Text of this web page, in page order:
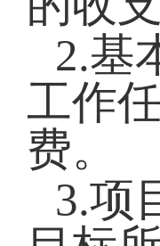
2.基
工作
费。
3.项